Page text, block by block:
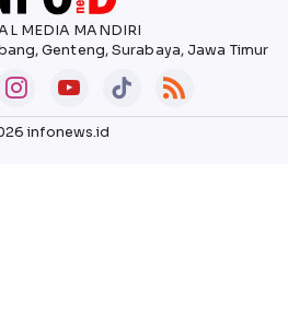
MEDIA MANDIRI
Genteng, Surabaya, Jawa Timur
infonews.id